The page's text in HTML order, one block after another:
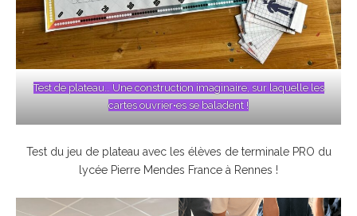
Test de plateau… Une construction imaginaire, sur laquelle les
cartes ouvrier•es se baladent !
Test du jeu de plateau avec les élèves de terminale PRO du
lycée Pierre Mendes France à Rennes !